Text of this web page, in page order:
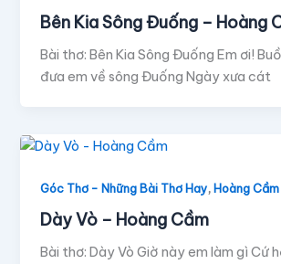
Bên Kia Sông Đuống – Hoàng
Bài thơ: Bên Kia Sông Đuống Em ơi!
đưa em về sông Đuống Ngày xưa cát
Góc Thơ - Những Bài Thơ Hay,Hoàng Cầm
Dày Vò – Hoàng Cầm
Bài thơ: Dày Vò Giờ này em làm gì Cứ